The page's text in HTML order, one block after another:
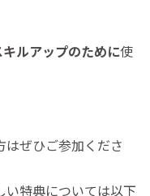
キルアップのために使
はぜひご参加くださ
い特典については以下